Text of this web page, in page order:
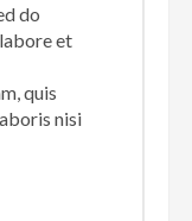
do
et
quis
nisi